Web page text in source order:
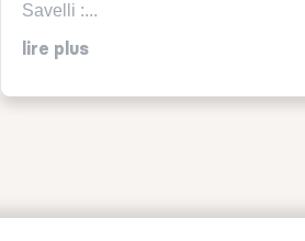
Savelli :...
lire plus